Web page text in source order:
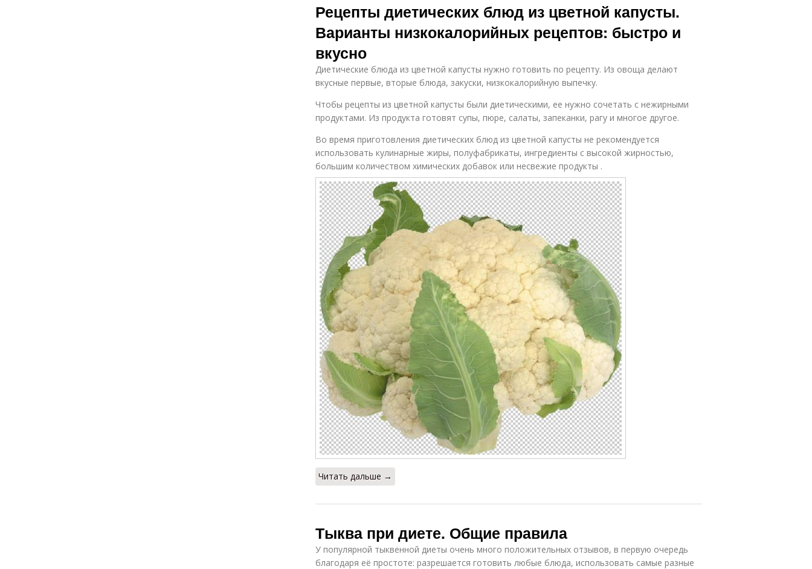
Рецепты диетических блюд из цветной капусты.
Варианты низкокалорийных рецептов: быстро и
вкусно
Диетические блюда из цветной капусты нужно готовить по рецепту. Из овоща делают
вкусные первые, вторые блюда, закуски, низкокалорийную выпечку.
Чтобы рецепты из цветной капусты были диетическими, ее нужно сочетать с нежирными
продуктами. Из продукта готовят супы, пюре, салаты, запеканки, рагу и многое другое.
Во время приготовления диетических блюд из цветной капусты не рекомендуется
использовать кулинарные жиры, полуфабрикаты, ингредиенты с высокой жирностью,
большим количеством химических добавок или несвежие продукты .
Читать дальше →
Тыква при диете. Общие правила
У популярной тыквенной диеты очень много положительных отзывов, в первую очередь
благодаря её простоте: разрешается готовить любые блюда, использовать самые разные